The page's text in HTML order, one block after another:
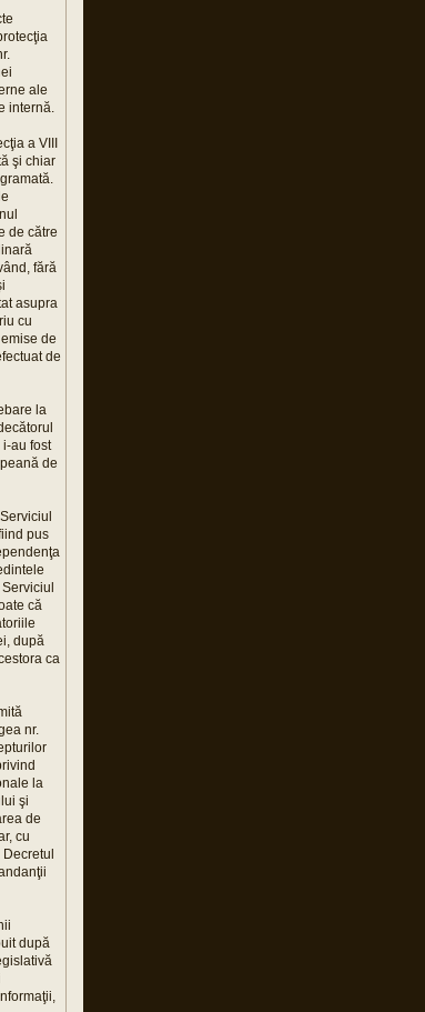
ale
internă.
a VIII
şi chiar
de către
fără
asupra
cu
de
de
la
au fost
de
pus
că
după
ca
nr.
la
şi
de
cu
după